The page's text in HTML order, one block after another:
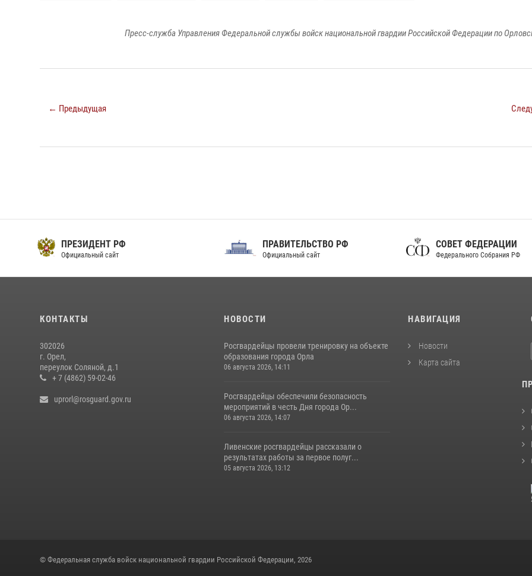
Пресс-служба Управления Федеральной службы войск национальной гвардии Российской Федерации по
← Предыдущая
ПРЕЗИДЕНТ РФ
Официальный сайт
ПРАВИТЕЛЬСТВО РФ
Официальный сайт
СОВЕТ ФЕДЕРАЦИИ
Федерального Собрания РФ
КОНТАКТЫ
302026
г. Орел,
переулок Соляной, д.1
+ 7 (4862) 59-02-46
uprorl@rosguard.gov.ru
НОВОСТИ
Росгвардейцы провели тренировку на объекте
образования города Орла
06 августа 2026, 14:11
Росгвардейцы обеспечили безопасность
мероприятий в честь Дня города Ор...
06 августа 2026, 14:07
Ливенские росгвардейцы рассказали о
результатах работы за первое полуг...
05 августа 2026, 13:12
НАВИГАЦИЯ
Новости
Карта сайта
© Федеральная служба войск национальной гвардии Российской Федерации, 2026